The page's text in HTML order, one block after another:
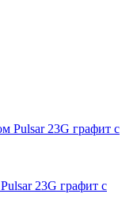
23G графит с